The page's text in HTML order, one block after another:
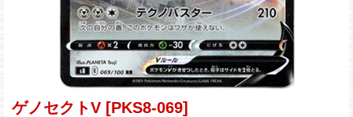
ゲノセクトV [PKS8-069]